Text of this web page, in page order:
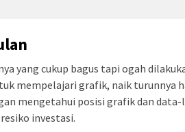
yang cukup bagus tapi ogah
mempelajari grafik, naik turunnya
mengetahui posisi grafik dan
investasi.